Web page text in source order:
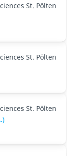
St. Pölten
St. Pölten
St. Pölten